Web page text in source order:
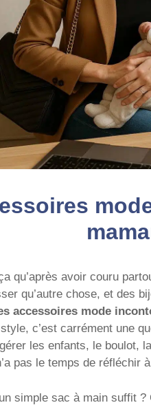
qu’après avoir couru
qu’autre chose, et des
accessoires mode
c’est carrément une
les enfants, le boulot,
pas le temps de réfléchir
simple sac à main suffit